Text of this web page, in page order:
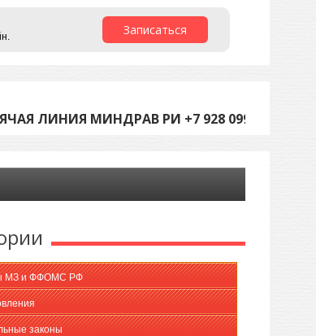
Записаться
ЛИНИЯ МИНДРАВ РИ +7 928 099-05-45
МЗ и ФФОМС РФ
законы